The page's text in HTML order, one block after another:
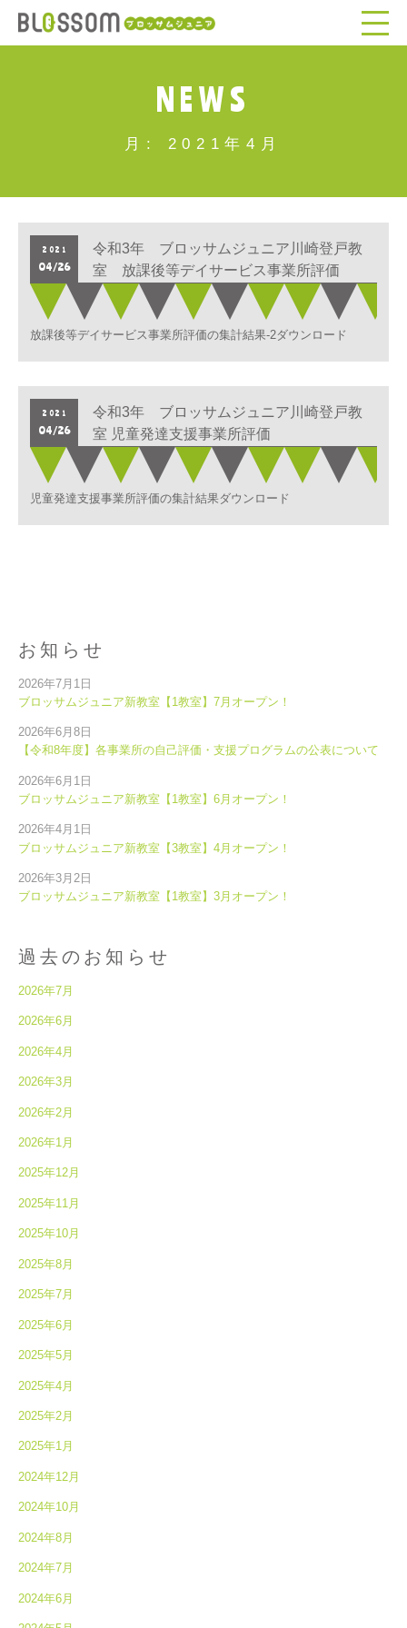
NEWS
月: 2021年4月
2021
04/26
令和3年 ブロッサムジュニア川崎登戸教
室 放課後等デイサービス事業所評価
放課後等デイサービス事業所評価の集計結果-2ダウンロード
2021
04/26
令和3年 ブロッサムジュニア川崎登戸教
室 児童発達支援事業所評価
児童発達支援事業所評価の集計結果ダウンロード
お知らせ
ブロッサムジュニア新教室【1教室】7月オープン！
2026年7月1日
【令和8年度】各事業所の自己評価・支援プログラムの公表について
2026年6月8日
ブロッサムジュニア新教室【1教室】6月オープン！
2026年6月1日
ブロッサムジュニア新教室【3教室】4月オープン！
2026年4月1日
ブロッサムジュニア新教室【1教室】3月オープン！
2026年3月2日
過去のお知らせ
2026年7月
2026年6月
2026年4月
2026年3月
2026年2月
2026年1月
2025年12月
2025年11月
2025年10月
2025年8月
2025年7月
2025年6月
2025年5月
2025年4月
2025年2月
2025年1月
2024年12月
2024年10月
2024年8月
2024年7月
2024年6月